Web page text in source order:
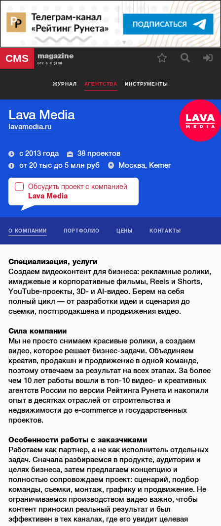
CMS magazine
Все о digital
ЖУРНАЛ АГЕНТСТВА ИНСТРУМЕНТЫ
Lava Media
lavamedia.ru
с 2013 года
38 проектов
от 20 тыс до 5 млн руб
Москва, Kemer
Обсудить проект с компанией
Lava Media
О КОМПАНИИ ПОРТФОЛИО ЦЕНЫ КОНТАКТЫ
Специализация, услуги
Создаем видеоконтент для бизнеса: рекламные ролики,
имиджевые и корпоративные фильмы, Reels и Shorts,
YouTube-проекты, 3D- и AI-видео. Берем на себя
полный цикл — от разработки идеи и сценария до
съемки, постпродакшена и продвижения видео.
Сила компании
Мы не просто снимаем красивые ролики, а создаем
видео, которое решает бизнес-задачи. Объединяем
креатив, продакшн и продвижение в одной команде,
поэтому отвечаем за результат на всех этапах. За более
чем 10 лет работы вошли в топ-10 видео- и креативных
агентств России по версии Рейтинга Рунета и накопили
опыт в десятках отраслей от строительства и
недвижимости до e-commerce и государственных
проектов.
Особенности работы с заказчиками
Работаем как партнер, а не как исполнитель отдельных
задач. Сначала разбираемся в продукте, аудитории и
целях бизнеса, затем предлагаем концепцию и
полностью сопровождаем проект: сценарий, подбор
команды, съемки, монтаж, графику и продвижение. Не
ограничиваемся производством видео важно, чтобы
контент приносил реальный результат и был
эффективен в тех каналах, где его увидит целевая